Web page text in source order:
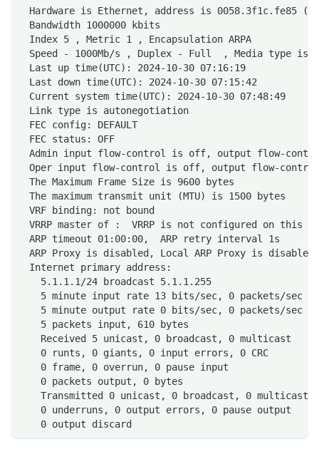
Hardware is Ethernet, address is 0058.3f1c.fe85
  Bandwidth 1000000 kbits
  Index 5 , Metric 1 , Encapsulation ARPA
Speed - 1000Mb/s , Duplex - Full  , Media type is
  Last up time(UTC): 2024-10-30 07:16:19
  Last down time(UTC): 2024-10-30 07:15:42
  Current system time(UTC): 2024-10-30 07:48:49
  Link type is autonegotiation
  FEC config: DEFAULT
  FEC status: OFF
Admin input flow-control is off, output flow-
Oper input flow-control is off, output flow-
  The Maximum Frame Size is 9600 bytes
  The maximum transmit unit (MTU) is 1500 bytes
  VRF binding: not bound
VRRP master of :  VRRP is not configured on this
  ARP timeout 01:00:00,  ARP retry interval 1s
  ARP Proxy is disabled, Local ARP Proxy is disabled
  Internet primary address:
    5.1.1.1/24 broadcast 5.1.1.255
    5 minute input rate 13 bits/sec, 0 packets/sec
    5 minute output rate 0 bits/sec, 0 packets/sec
    5 packets input, 610 bytes
    Received 5 unicast, 0 broadcast, 0 multicast
    0 runts, 0 giants, 0 input errors, 0 CRC
    0 frame, 0 overrun, 0 pause input
    0 packets output, 0 bytes
    Transmitted 0 unicast, 0 broadcast, 0 multicast
    0 underruns, 0 output errors, 0 pause output
    0 output discard